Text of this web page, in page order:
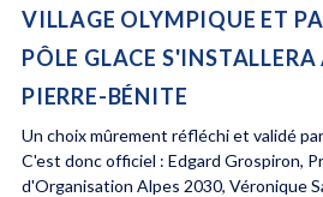
VILLAGE OLYMPIQUE ET
PÔLE GLACE
PIERRE-BÉNITE
Un choix mûrement réfléchi et validé
C'est donc officiel : Edgard Grospiron,
d'Organisation Alpes 2030, Véronique